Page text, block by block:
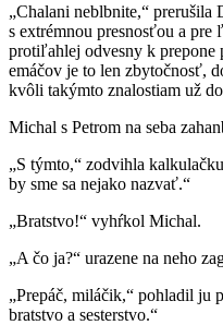
„Chalani neblbnite,“ prerušila
s extrémnou presnosťou a
protiľahlej odvesny k
emáčov je to len zbytočnosť,
kvôli takýmto znalostiam už
Michal s Petrom na seba
„S týmto,“ zodvihla
by sme sa nejako nazvať.“
„Bratstvo!“ vyhŕkol Michal.
„A čo ja?“ urazene na neho
„Prepáč, miláčik,“ pohladil ju
bratstvo a sesterstvo.“